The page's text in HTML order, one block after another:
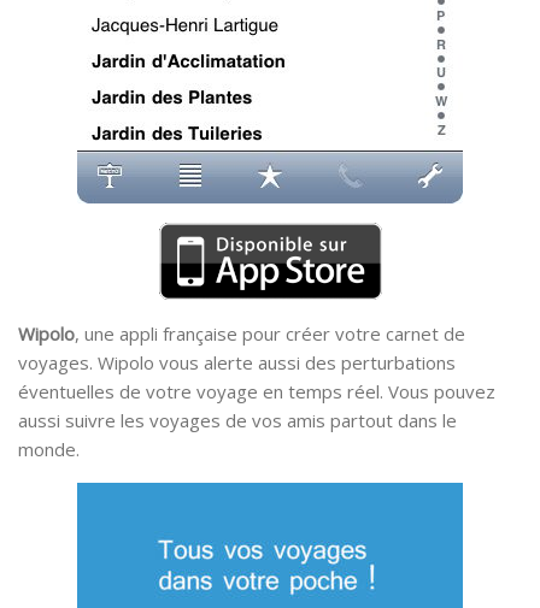
Wipolo, une appli française pour créer votre carnet de
voyages. Wipolo vous alerte aussi des perturbations
éventuelles de votre voyage en temps réel. Vous pouvez
aussi suivre les voyages de vos amis partout dans le
monde.